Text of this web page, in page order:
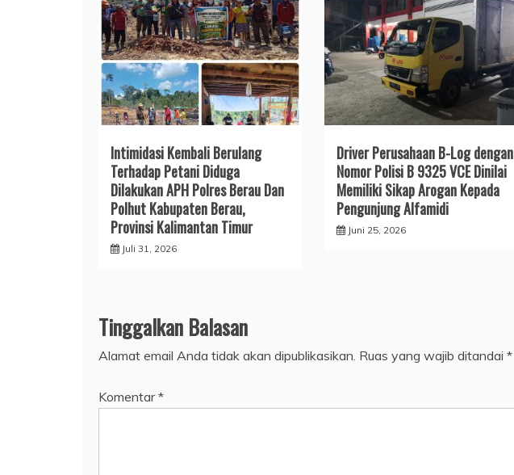
Intimidasi Kembali Berulang
Terhadap Petani Diduga
Dilakukan APH Polres Berau Dan
Polhut Kabupaten Berau,
Provinsi Kalimantan Timur
Juli 31, 2026
Driver Perusahaan B-Log dengan
Nomor Polisi B 9325 VCE Dinilai
Memiliki Sikap Arogan Kepada
Pengunjung Alfamidi
Juni 25, 2026
Tinggalkan Balasan
Alamat email Anda tidak akan dipublikasikan. Ruas yang wajib ditandai *
Komentar*